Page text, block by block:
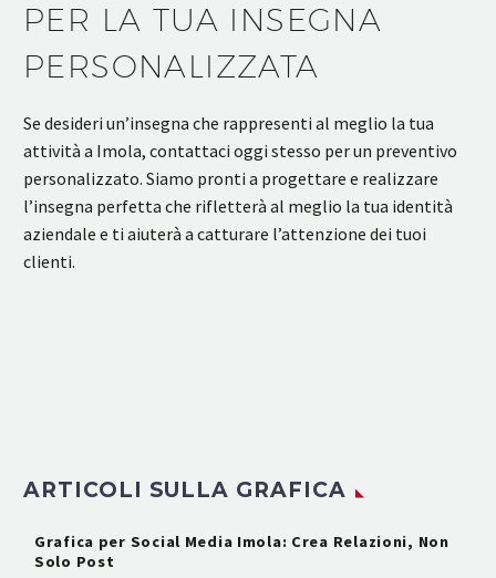
PER LA TUA INSEGNA
PERSONALIZZATA
Se desideri un’insegna che rappresenti al meglio la tua
attività a Imola, contattaci oggi stesso per un preventivo
personalizzato. Siamo pronti a progettare e realizzare
l’insegna perfetta che rifletterà al meglio la tua identità
aziendale e ti aiuterà a catturare l’attenzione dei tuoi
clienti.
ARTICOLI SULLA GRAFICA
Grafica per Social Media Imola: Crea Relazioni, Non
Solo Post